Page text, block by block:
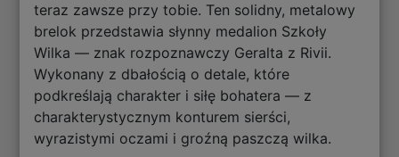
teraz zawsze przy tobie. Ten solidny, metalowy
brelok przedstawia słynny medalion Szkoły
Wilka — znak rozpoznawczy Geralta z Rivii.
Wykonany z dbałością o detale, które
podkreślają charakter i siłę bohatera — z
charakterystycznym konturem sierści,
wyrazistymi oczami i groźną paszczą wilka.